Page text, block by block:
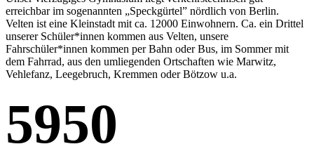
erreichbar im sogenannten „Speckgürtel” nördlich von Berlin.
Velten ist eine Kleinstadt mit ca. 12000 Einwohnern. Ca. ein Drittel
unserer Schüler*innen kommen aus Velten, unsere
Fahrschüler*innen kommen per Bahn oder Bus, im Sommer mit
dem Fahrrad, aus den umliegenden Ortschaften wie Marwitz,
Vehlefanz, Leegebruch, Kremmen oder Bötzow u.a.
5950